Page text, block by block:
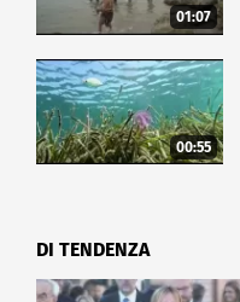
01:07
00:55
DI TENDENZA